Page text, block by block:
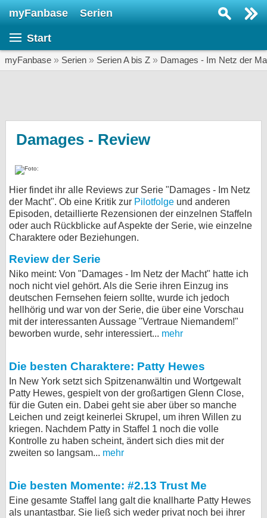
myFanbase Serien
Start
myFanbase » Serien » Serien A bis Z » Damages - Im Netz der
Damages - Review
Hier findet ihr alle Reviews zur Serie "Damages - Im Netz
der Macht". Ob eine Kritik zur Pilotfolge und anderen
Episoden, detaillierte Rezensionen der einzelnen Staffeln
oder auch Rückblicke auf Aspekte der Serie, wie einzelne
Charaktere oder Beziehungen.
Review der Serie
Niko meint: Von "Damages - Im Netz der Macht" hatte ich
noch nicht viel gehört. Als die Serie ihren Einzug ins
deutschen Fernsehen feiern sollte, wurde ich jedoch
hellhörig und war von der Serie, die über eine Vorschau
mit der interessanten Aussage "Vertraue Niemandem!"
beworben wurde, sehr interessiert... mehr
Die besten Charaktere: Patty Hewes
In New York setzt sich Spitzenanwältin und Wortgewalt
Patty Hewes, gespielt von der großartigen Glenn Close,
für die Guten ein. Dabei geht sie aber über so manche
Leichen und zeigt keinerlei Skrupel, um ihren Willen zu
kriegen. Nachdem Patty in Staffel 1 noch die volle
Kontrolle zu haben scheint, ändert sich dies mit der
zweiten so langsam... mehr
Die besten Momente: #2.13 Trust Me
Eine gesamte Staffel lang galt die knallharte Patty Hewes
als unantastbar. Sie ließ sich weder privat noch bei ihrer
SERIEN
Specials
SERVICE
Gewinnspiele
bei X
bei Facebook
Nutzungsbedingungen
Datenschutz
Cookie-Einstellungen
Impressum
myFanbase